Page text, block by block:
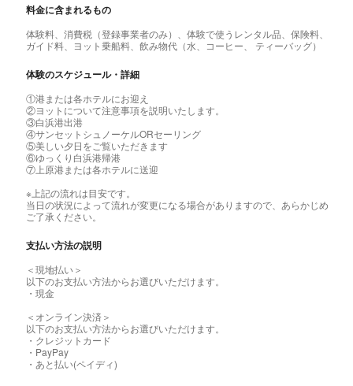
料金に含まれるもの
体験料、消費税（登録事業者のみ）、体験で使うレンタル品、保険料、
ガイド料、ヨット乗船料、飲み物代（水、コーヒー、 ティーバッグ）
体験のスケジュール・詳細
①港または各ホテルにお迎え
②ヨットについて注意事項を説明いたします。
③白浜港出港
④サンセットシュノーケルORセーリング
⑤美しい夕日をご覧いただきます
⑥ゆっくり白浜港帰港
⑦上原港または各ホテルに送迎
※上記の流れは目安です。
当日の状況によって流れが変更になる場合がありますので、あらかじめ
ご了承ください。
支払い方法の説明
＜現地払い＞
以下のお支払い方法からお選びいただけます。
・現金
＜オンライン決済＞
以下のお支払い方法からお選びいただけます。
・クレジットカード
・PayPay
・あと払い(ペイディ)